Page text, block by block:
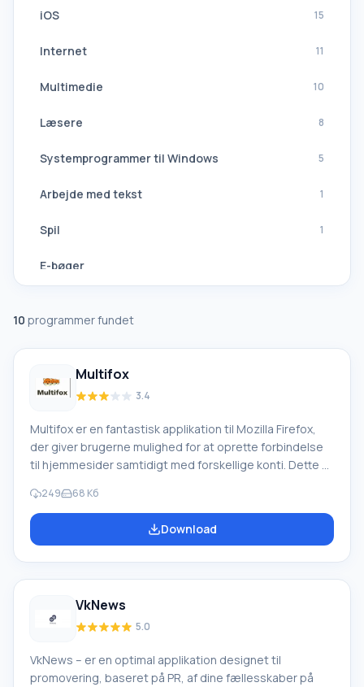
iOS 15
Internet 11
Multimedie 10
Læsere 8
Systemprogrammer til Windows 5
Arbejde med tekst 1
Spil 1
E-bøger
Alle oversættere
10 programmer fundet
Multifox
3.4
Multifox er en fantastisk applikation til Mozilla Firefox,
der giver brugerne mulighed for at oprette forbindelse
til hjemmesider samtidigt med forskellige konti. Dette er
forskellige sociale netværk og e-mailtjenester. Funktion
ved Multifox: Nu behøver du ikke længere at bruge en
anden browser eller logge ud af den nuværende konto
249 68 Кб
Download
VkNews
5.0
VkNews – er en optimal applikation designet til
promovering, baseret på PR, af dine fællesskaber på